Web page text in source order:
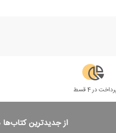
در 4 قسط
از جدیدترین کتاب‌ها